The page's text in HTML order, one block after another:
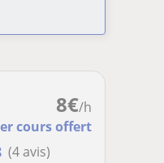
8€/h
cours offert
(4 avis)